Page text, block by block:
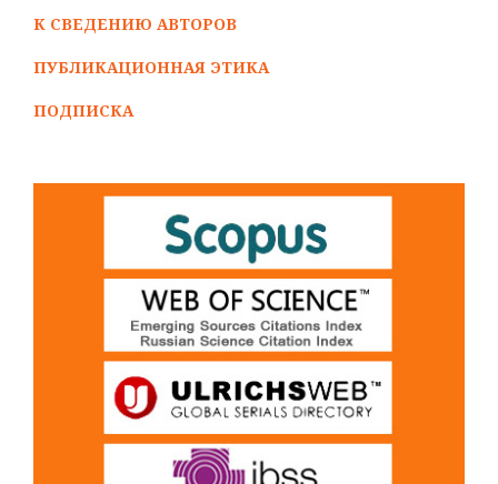
К СВЕДЕНИЮ АВТОРОВ
ПУБЛИКАЦИОННАЯ ЭТИКА
ПОДПИСКА